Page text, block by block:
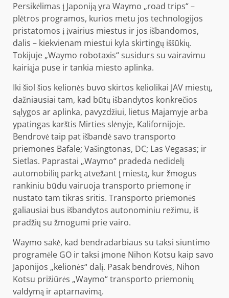
Persikėlimas į Japoniją yra Waymo „road trips“ –
plėtros programos, kurios metu jos technologijos
pristatomos į įvairius miestus ir jos išbandomos,
dalis – kiekvienam miestui kyla skirtingų iššūkių.
Tokijuje „Waymo robotaxis“ susidurs su vairavimu
kairiąja puse ir tankia miesto aplinka.
Iki šiol šios kelionės buvo skirtos keliolikai JAV miestų,
dažniausiai tam, kad būtų išbandytos konkrečios
sąlygos ar aplinka, pavyzdžiui, lietus Majamyje arba
ypatingas karštis Mirties slėnyje, Kalifornijoje.
Bendrovė taip pat išbandė savo transporto
priemones Bafale; Vašingtonas, DC; Las Vegasas; ir
Sietlas. Paprastai „Waymo“ pradeda nedidelį
automobilių parką atvežant į miestą, kur žmogus
rankiniu būdu vairuoja transporto priemonę ir
nustato tam tikras sritis. Transporto priemonės
galiausiai bus išbandytos autonominiu režimu, iš
pradžių su žmogumi prie vairo.
Waymo sakė, kad bendradarbiaus su taksi siuntimo
programėle GO ir taksi įmone Nihon Kotsu kaip savo
Japonijos „kelionės“ dalį. Pasak bendrovės, Nihon
Kotsu prižiūrės „Waymo“ transporto priemonių
valdymą ir aptarnavimą.